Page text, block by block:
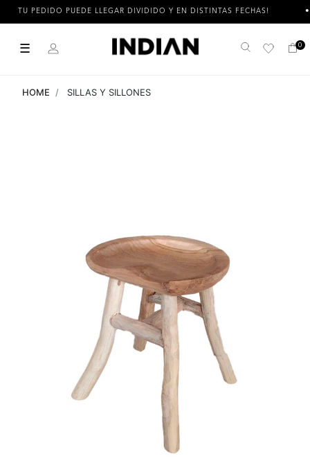
TU PEDIDO PUEDE LLEGAR DIVIDIDO Y EN DISTINTAS FECHAS!
☰ Buscar 0
HOME SILLAS Y SILLONES